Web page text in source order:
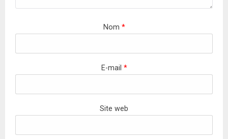
Nom *
E-mail *
Site web